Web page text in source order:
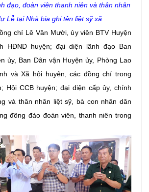
đạo, đoàn viên thanh niên và thân nhân
Lễtại Nhà bia ghi tên liệt sỹ xã
chí Lê Văn Mười, ủy viên BTV Huyện
HĐND huyện; đại diện lãnh đạo Ban
ủy, Ban Dân vận Huyện ủy, Phòng Lao
và Xã hội huyện, các đồng chí trong
Hội CCB huyện; đại diện cấp ủy, chính
và thân nhân liệt sỹ, bà con nhân dân
đông đảo đoàn viên, thanh niên trong